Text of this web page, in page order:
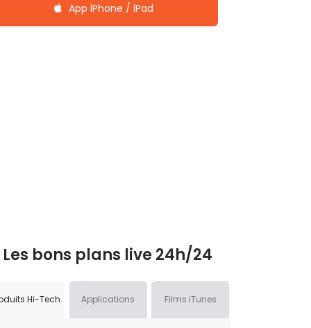
App iPhone / iPad
Les bons plans live 24h/24
Hi-Tech Applications Films iTunes